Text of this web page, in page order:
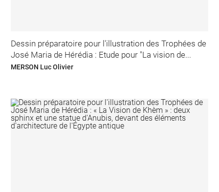
Dessin préparatoire pour l'illustration des Trophées de
José Maria de Hérédia : Etude pour "La vision de...
MERSON Luc Olivier